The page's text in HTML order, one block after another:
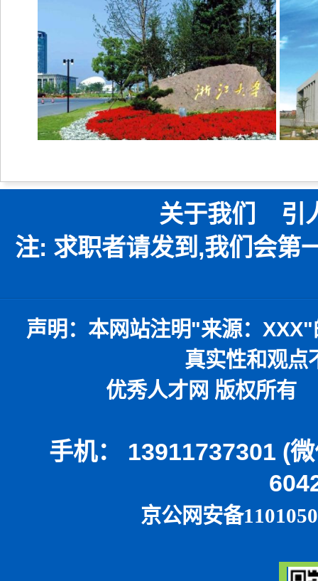
关于我们 引
注: 求职者请发到,我们会第
声明：本网站注明"来源： XXX"
真实性和观点
优秀人才网 版权所有 本网
手机： 13911737301 (
京公网安备